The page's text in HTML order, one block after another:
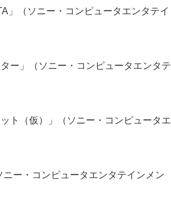
」（ソニー・コンピュータエンタテイ
ー」（ソニー・コンピュータエンタテ
ト（仮）」（ソニー・コンピュータエ
ニー・コンピュータエンタテインメン